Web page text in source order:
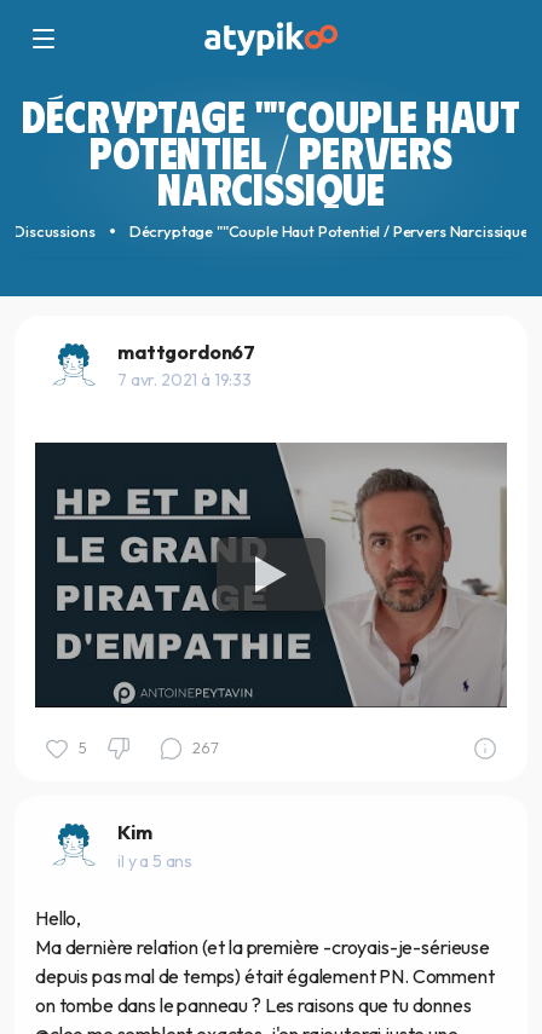
DÉCRYPTAGE ""COUPLE HAUT
POTENTIEL / PERVERS
NARCISSIQUE
Discussions Décryptage ""Couple Haut Potentiel / Pervers Narcissique
mattgordon67
7 avr. 2021 à 19:33
5 267
Kim
il y a 5 ans
Hello,
Ma dernière relation (et la première -croyais-je-sérieuse
depuis pas mal de temps) était également PN. Comment
on tombe dans le panneau ? Les raisons que tu donnes